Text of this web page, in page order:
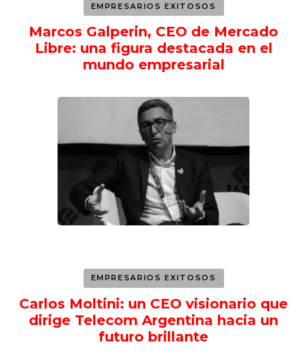
EMPRESARIOS EXITOSOS
Marcos Galperin, CEO de Mercado
Libre: una figura destacada en el
mundo empresarial
EMPRESARIOS EXITOSOS
Carlos Moltini: un CEO visionario que
dirige Telecom Argentina hacia un
futuro brillante